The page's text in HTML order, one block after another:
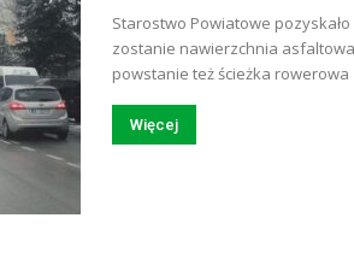
Starostwo Powiatowe
zostanie nawierzchnia
powstanie też ścieżka
Więcej